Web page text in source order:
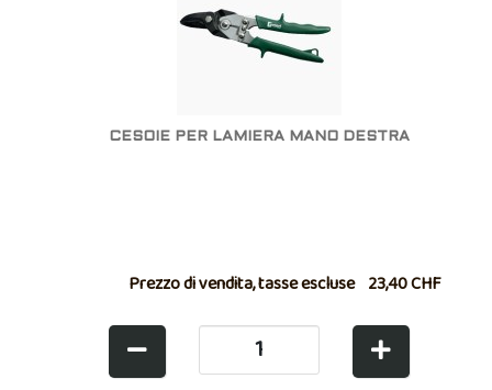
CESOIE PER LAMIERA MANO DESTRA
Prezzo di vendita, tasse escluse 23,40 CHF